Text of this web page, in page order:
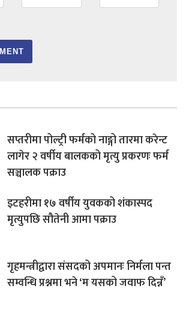
सप्तरीमा पोल्ट्री फर्मको नाङ्गो तारमा करेन्ट
लागेर २ वर्षीय बालकको मृत्यु प्रकरणः फर्म
सञ्चालक पक्राउ
इटहरीमा १७ वर्षीय युवकको शंकास्पद
मृत्युपछि सौतेनी आमा पक्राउ
गृहमन्त्रीद्वारा संसदको अपमानः निर्मला पन्त
सम्वन्धि प्रश्नमा भने ‘म यसको जवाफ दिन्नँ’